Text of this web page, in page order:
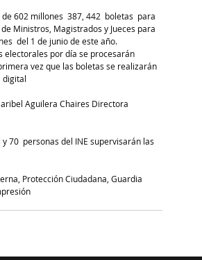
602 millones  387, 442  boletas  para
Ministros, Magistrados y Jueces para
del 1 de junio de este año.
electorales por día se procesarán
vez que las boletas se realizarán
digital
Aguilera Chaires Directora
70  personas del INE supervisarán las
Protección Ciudadana, Guardia